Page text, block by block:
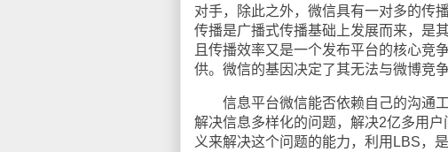
对手，除此之外，微信具有一对多的传
传播是广播式传播基础上发展而来，是
且传播效率又是一个发布平台的核心竞
供。微信的基因决定了其无法与微博竞
信息平台微信能否依赖自己的沟通工
解决信息多样化的问题，解决2亿多用
义来解决这个问题的能力，利用LBS，